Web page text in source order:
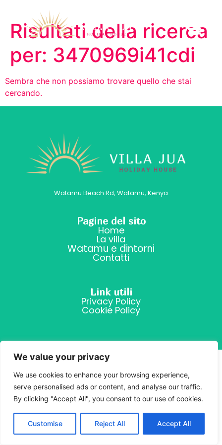
We value your privacy
We use cookies to enhance your browsing experience,
serve personalised ads or content, and analyse our traffic.
By clicking "Accept All", you consent to our use of cookies.
Customise Reject All Accept All
Risultati della ricerca
per: 3470969i41cdi
Sembra che non possiamo trovare quello che stai
cercando.
Watamu Beach Rd, Watamu, Kenya
Pagine del sito
Home
La villa
Watamu e dintorni
Contatti
Link utili
Privacy Policy
Cookie Policy